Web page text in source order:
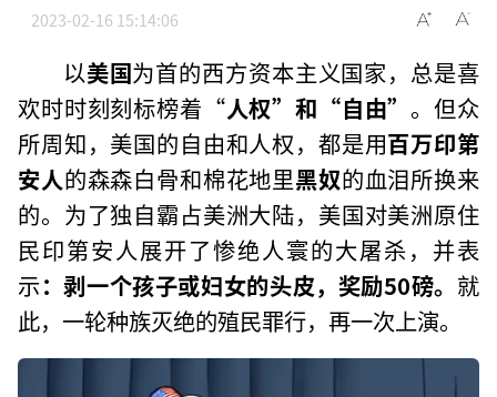
2023-02-16 15:14:06
以美国为首的西方资本主义国家，总是喜
欢时时刻刻标榜着“人权”和“自由” 。但众
所周知，美国的自由和人权，都是用百万印第
安人的森森白骨和棉花地里黑奴的血泪所换来
的。为了独自霸占美洲大陆，美国对美洲原住
民印第安人展开了惨绝人寰的大屠杀，并表
示：剥一个孩子或妇女的头皮，奖励50磅。 就
此，一轮种族灭绝的殖民罪行，再一次上演。